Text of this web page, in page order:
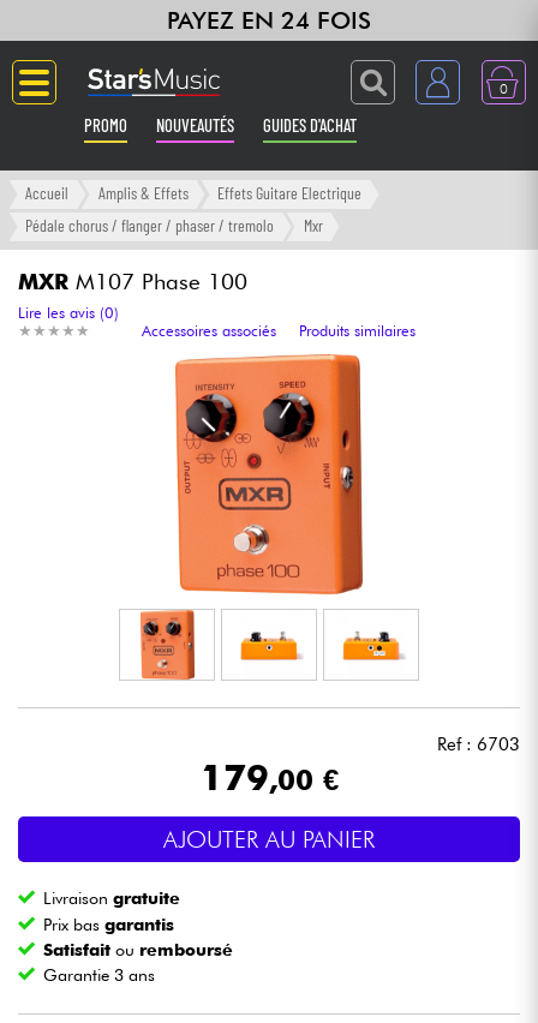
PAYEZ EN 24 FOIS
0
PROMO NOUVEAUTÉS GUIDES D'ACHAT
Langue
Amplis & Effets
Claviers & Pianos
Synthés & Sampleurs
Home Studio
Micros & HF
Eclairage
Vents
Accueil Amplis & Effets
Effets Guitare Electrique
Pédale chorus / flanger / phaser / tremolo
Mxr
MXR M107 Phase 100
★ ★ ★ ★ ★
★ ★ ★ ★ ★
Lire les avis (0)
Accessoires associés
Produits similaires
Ref : 6703
179,00 €
AJOUTER AU PANIER
Livraisongratuite
Prix basgarantis
Satisfait ou remboursé
Garantie 3 ans